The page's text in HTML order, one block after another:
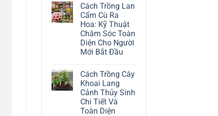
Hướng
Dẫn
Chi
Tiết
Trồng
Và
Chăm
Sóc
A-
bình
luận
ở
Toàn
Bộ
Cách
Trồng
Nho
Ngón
Sắc
Và
Sai
Trái
Nhất
Cách Trồng Lan
Cẩm Cù Ra
Hoa: Kỹ Thuật
Chăm Sóc Toàn
Diện Cho Người
Mới Bắt Đầu
bình
luận
ở
Cách
Trồng
Lan
Cẩm
Cách Trồng Cây
Khoai Lang
Cảnh Thủy Sinh
Chi Tiết Và
Toàn Diện